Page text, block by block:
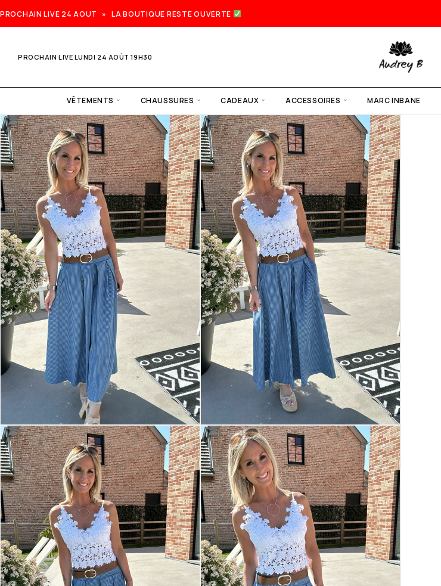
PROCHAIN LIVE 24 AOUT » LA BOUTIQUE RESTE OUVERTE
PROCHAIN LIVE LUNDI 24 AOÛT 19H30
VÊTEMENTS CHAUSSURES CADEAUX ACCESSOIRES MARC INBANE